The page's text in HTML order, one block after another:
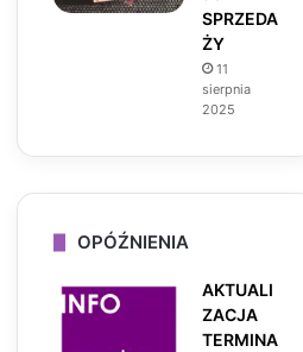
SPRZEDA
ŻY
11
sierpnia
2025
OPÓŹNIENIA
AKTUALI
ZACJA
TERMINA